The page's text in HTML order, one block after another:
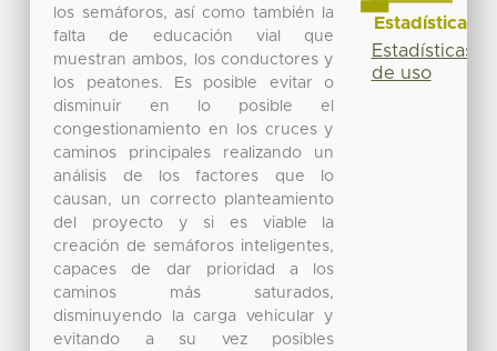
los semáforos, así como también la
falta de educación vial que
muestran ambos, los conductores y
los peatones. Es posible evitar o
disminuir en lo posible el
congestionamiento en los cruces y
caminos principales realizando un
análisis de los factores que lo
causan, un correcto planteamiento
del proyecto y si es viable la
creación de semáforos inteligentes,
capaces de dar prioridad a los
caminos más saturados,
disminuyendo la carga vehicular y
evitando a su vez posibles
Estadísticas
Estadísticas
de uso